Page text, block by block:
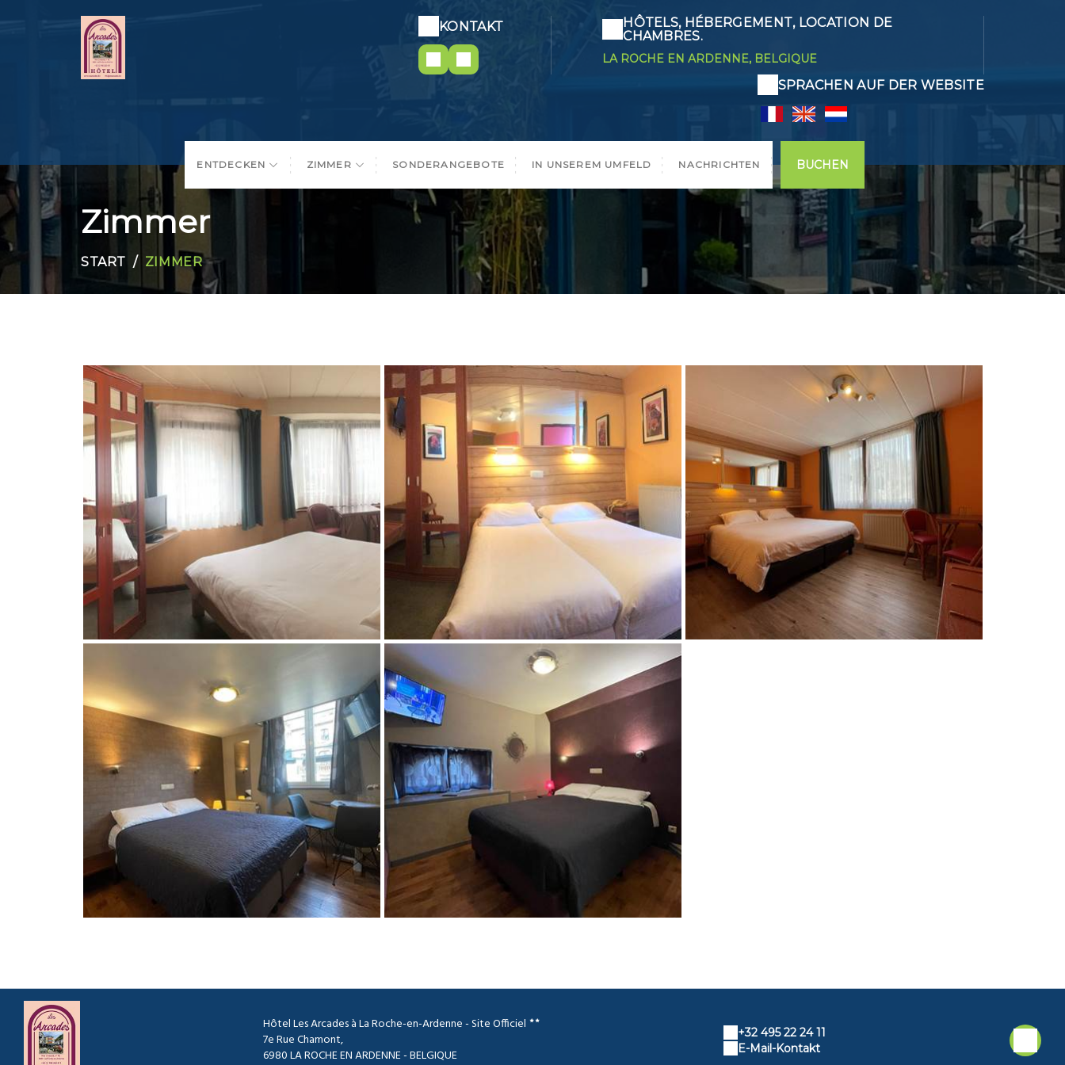
KONTAKT
HÔTELS, HÉBERGEMENT, LOCATION DE
CHAMBRES.
LA ROCHE EN ARDENNE, BELGIQUE
SPRACHEN AUF DER WEBSITE
ENTDECKEN ZIMMER SONDERANGEBOTE IN UNSEREM UMFELD NACHRICHTEN BUCHEN
Zimmer
START ZIMMER
Hôtel Les Arcades à La Roche-en-Ardenne - Site Officiel
7e Rue Chamont,
6980 LA ROCHE EN ARDENNE - BELGIQUE
+32 495 22 24 11
E-Mail-Kontakt